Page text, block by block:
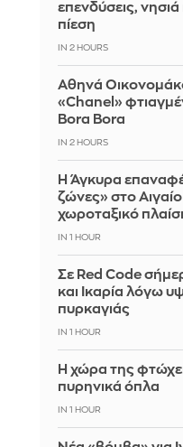
επενδύσεις,
πίεση
IN 2 HOURS
Αθηνά
«Chanel»
Bora Bora
IN 2 HOURS
Η Άγκυρα
ζώνες» στο
χωροταξικό
IN 1 HOUR
Σε Red Code
και Ικαρία λόγω
πυρκαγιάς
IN 1 HOUR
Η χώρα της
πυρηνικά όπλα
IN 1 HOUR